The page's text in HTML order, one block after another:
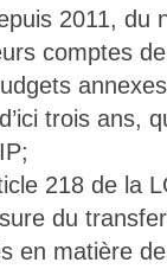
2011, du
comptes de
trois ans,
218 de la
du
en matière